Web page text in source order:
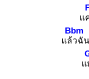
แ
แล้ว
Bbm
ฉั
แ